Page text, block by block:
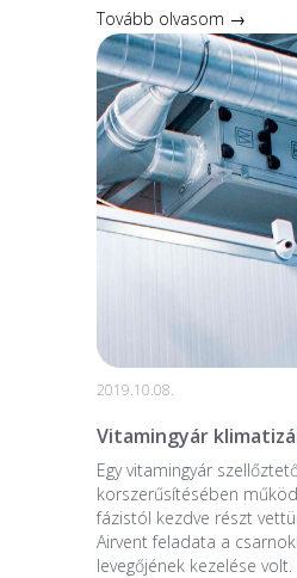
Tovább olvasom →
2019.10.08.
Vitamingyár
Egy vitamingyár
korszerűsítésében
fázistól kezdve részt
Airvent feladata a
levegőjének kezelése volt.